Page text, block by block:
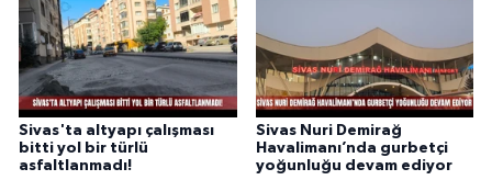
Sivas'ta altyapı çalışması
bitti yol bir türlü
asfaltlanmadı!
Sivas Nuri Demirağ
Havalimanı’nda gurbetçi
yoğunluğu devam ediyor